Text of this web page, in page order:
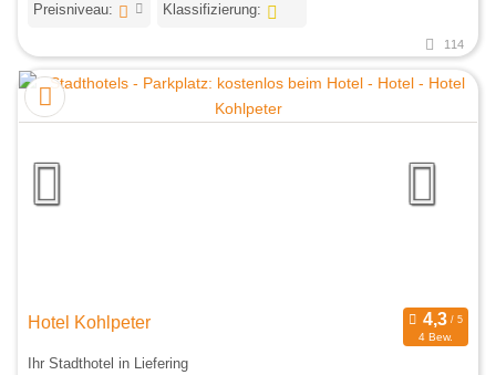
Preisniveau: Klassifizierung:
114
Hotel Kohlpeter
4 Bew.
Ihr Stadthotel in Liefering